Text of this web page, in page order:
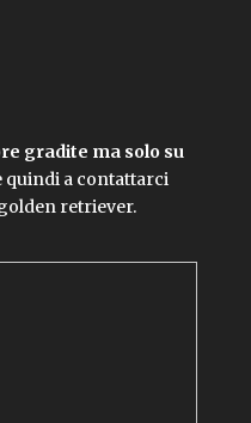
gradite ma solo su
quindi a contattarci
retriever.